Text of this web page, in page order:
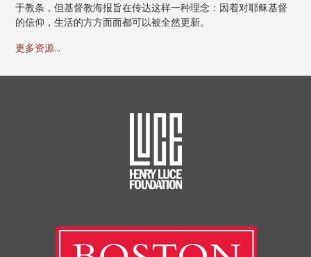
于教条，但基督教海报旨在传达这样一种理念：因着对耶稣基督
的信仰，生活的方方面面都可以被全然更新。
更多资源...